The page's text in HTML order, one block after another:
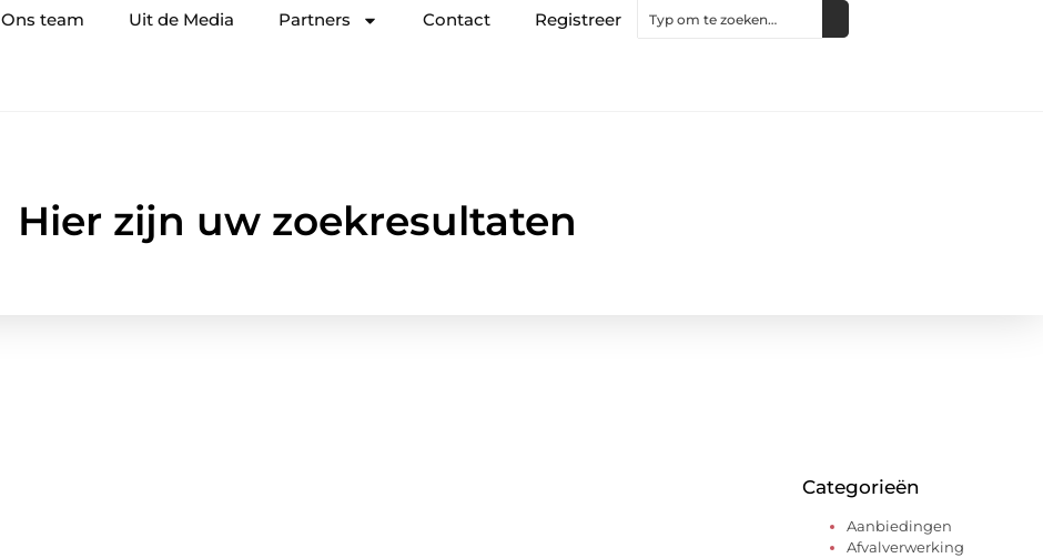
Ons team Uit de Media Partners Contact Registreer
Hier zijn uw zoekresultaten
Categorieën
Aanbiedingen
Afvalverwerking